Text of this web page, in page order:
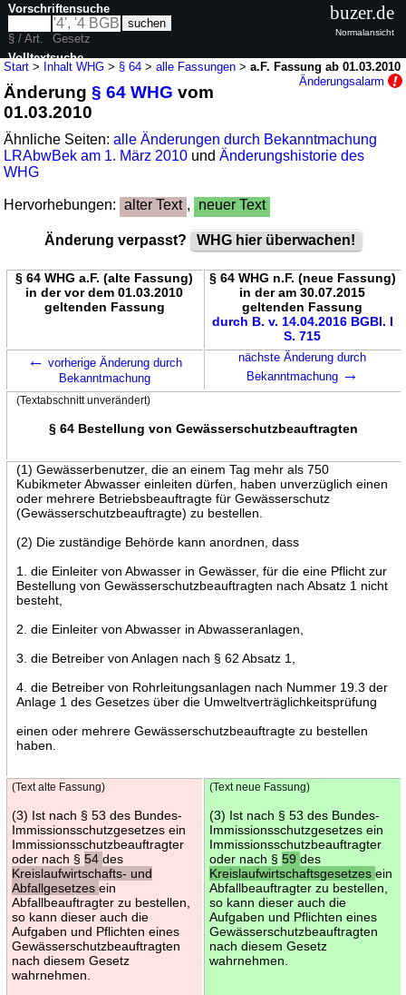
Start > Inhalt WHG > § 64 >alle Fassungen >a.F. Fassung ab 01.03.2010
Änderungsalarm
Änderung§ 64 WHG vom
01.03.2010
Ähnliche Seiten:alle Änderungen durch Bekanntmachung
LRAbwBek am 1. März 2010 undÄnderungshistorie des
WHG
Hervorhebungen: alter Text , neuer Text
Änderung verpasst? WHG hier überwachen!
§ 64 WHG a.F. (alte Fassung)
in der vor dem 01.03.2010
geltenden Fassung
§ 64 WHG n.F. (neue Fassung)
in der am 30.07.2015
geltenden Fassung
durch B. v. 14.04.2016 BGBl. I
S. 715
← vorherige Änderung durch
Bekanntmachung
nächste Änderung durch
Bekanntmachung →
(Textabschnitt unverändert)
§ 64 Bestellung von Gewässerschutzbeauftragten
(1) Gewässerbenutzer, die an einem Tag mehr als 750
Kubikmeter Abwasser einleiten dürfen, haben unverzüglich einen
oder mehrere Betriebsbeauftragte für Gewässerschutz
(Gewässerschutzbeauftragte) zu bestellen.
(2) Die zuständige Behörde kann anordnen, dass
1. die Einleiter von Abwasser in Gewässer, für die eine Pflicht zur
Bestellung von Gewässerschutzbeauftragten nach Absatz 1 nicht
besteht,
2. die Einleiter von Abwasser in Abwasseranlagen,
3. die Betreiber von Anlagen nach § 62 Absatz 1,
4. die Betreiber von Rohrleitungsanlagen nach Nummer 19.3 der
Anlage 1 des Gesetzes über die Umweltverträglichkeitsprüfung
einen oder mehrere Gewässerschutzbeauftragte zu bestellen
haben.
(Text alte Fassung)
(3) Ist nach § 53 des Bundes-
Immissionsschutzgesetzes ein
Immissionsschutzbeauftragter
oder nach § 54 des
Kreislaufwirtschafts- und
Abfallgesetzes ein
Abfallbeauftragter zu bestellen,
so kann dieser auch die
Aufgaben und Pflichten eines
Gewässerschutzbeauftragten
nach diesem Gesetz
wahrnehmen.
(Text neue Fassung)
(3) Ist nach § 53 des Bundes-
Immissionsschutzgesetzes ein
Immissionsschutzbeauftragter
oder nach § 59 des
Kreislaufwirtschaftsgesetzes ein
Abfallbeauftragter zu bestellen,
so kann dieser auch die
Aufgaben und Pflichten eines
Gewässerschutzbeauftragten
nach diesem Gesetz
wahrnehmen.
Vorschriftensuche
§ / Art.
Gesetz
Volltextsuche
nur in WHG
buzer.de
Normalansicht